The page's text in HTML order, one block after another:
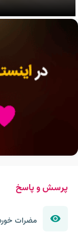
پرسش و پاسخ
مضرات